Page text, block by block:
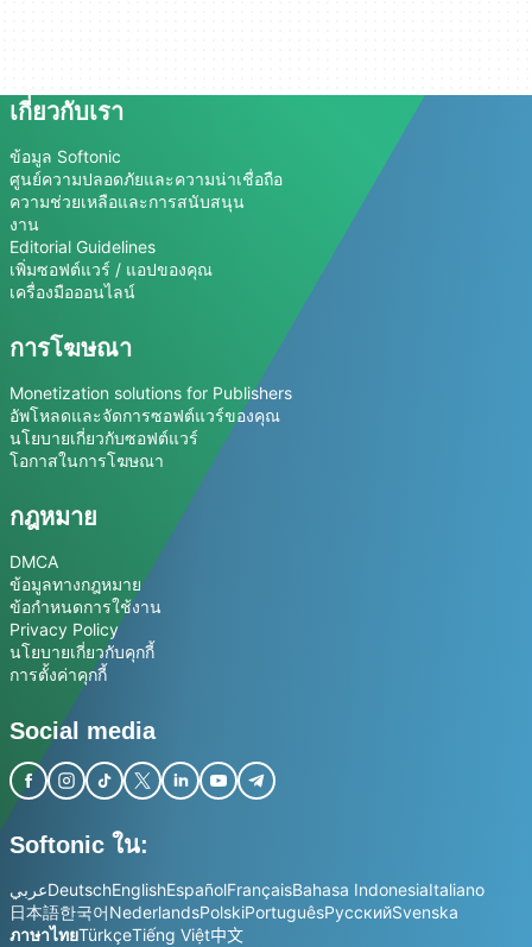
เกี่ยวกับเรา
ข้อมูล Softonic
ศูนย์ความปลอดภัยและความน่าเชื่อถือ
ความช่วยเหลือและการสนับสนุน
งาน
Editorial Guidelines
เพิ่มซอฟต์แวร์ / แอปของคุณ
เครื่องมือออนไลน์
การโฆษณา
Monetization solutions for Publishers
อัพโหลดและจัดการซอฟต์แวร์ของคุณ
นโยบายเกี่ยวกับซอฟต์แวร์
โอกาสในการโฆษณา
กฎหมาย
DMCA
ข้อมูลทางกฎหมาย
ข้อกำหนดการใช้งาน
Privacy Policy
นโยบายเกี่ยวกับคุกกี้
การตั้งค่าคุกกี้
Social media
Softonic ใน:
عربيDeutschEnglishEspañolFrançaisBahasa IndonesiaItaliano
日本語한국어NederlandsPolskiPortuguêsРусскийSvenska
ภาษาไทยTürkçeTiếng Việt中文